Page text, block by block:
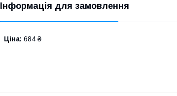
Інформація для замовлення
Ціна: 684 ₴